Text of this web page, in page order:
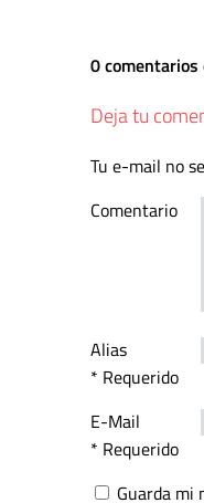
0 comentarios
Deja tu
Tu e-mail no
Comentario
Alias
* Requerido
E-Mail
* Requerido
Guarda mi